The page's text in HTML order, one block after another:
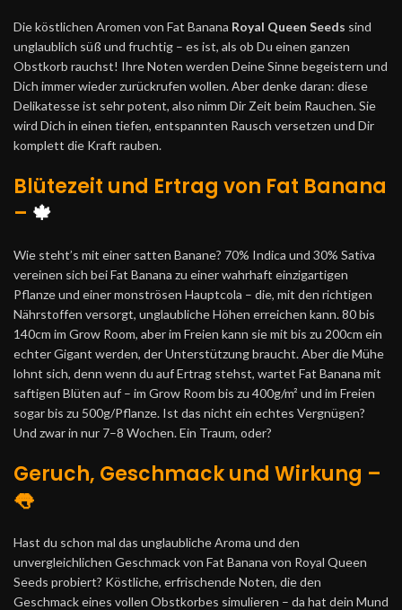
Die köstlichen Aromen von Fat Banana Royal Queen Seeds sind
unglaublich süß und fruchtig – es ist, als ob Du einen ganzen
Obstkorb rauchst! Ihre Noten werden Deine Sinne begeistern und
Dich immer wieder zurückrufen wollen. Aber denke daran: diese
Delikatesse ist sehr potent, also nimm Dir Zeit beim Rauchen. Sie
wird Dich in einen tiefen, entspannten Rausch versetzen und Dir
komplett die Kraft rauben.
Blütezeit und Ertrag von Fat Banana
– 🍁
Wie steht’s mit einer satten Banane? 70% Indica und 30% Sativa
vereinen sich bei Fat Banana zu einer wahrhaft einzigartigen
Pflanze und einer monströsen Hauptcola – die, mit den richtigen
Nährstoffen versorgt, unglaubliche Höhen erreichen kann. 80 bis
140cm im Grow Room, aber im Freien kann sie mit bis zu 200cm ein
echter Gigant werden, der Unterstützung braucht. Aber die Mühe
lohnt sich, denn wenn du auf Ertrag stehst, wartet Fat Banana mit
saftigen Blüten auf – im Grow Room bis zu 400g/m² und im Freien
sogar bis zu 500g/Pflanze. Ist das nicht ein echtes Vergnügen?
Und zwar in nur 7–8 Wochen. Ein Traum, oder?
Geruch, Geschmack und Wirkung –
👅
Hast du schon mal das unglaubliche Aroma und den
unvergleichlichen Geschmack von Fat Banana von Royal Queen
Seeds probiert? Köstliche, erfrischende Noten, die den
Geschmack eines vollen Obstkorbes simulieren – da hat dein Mund